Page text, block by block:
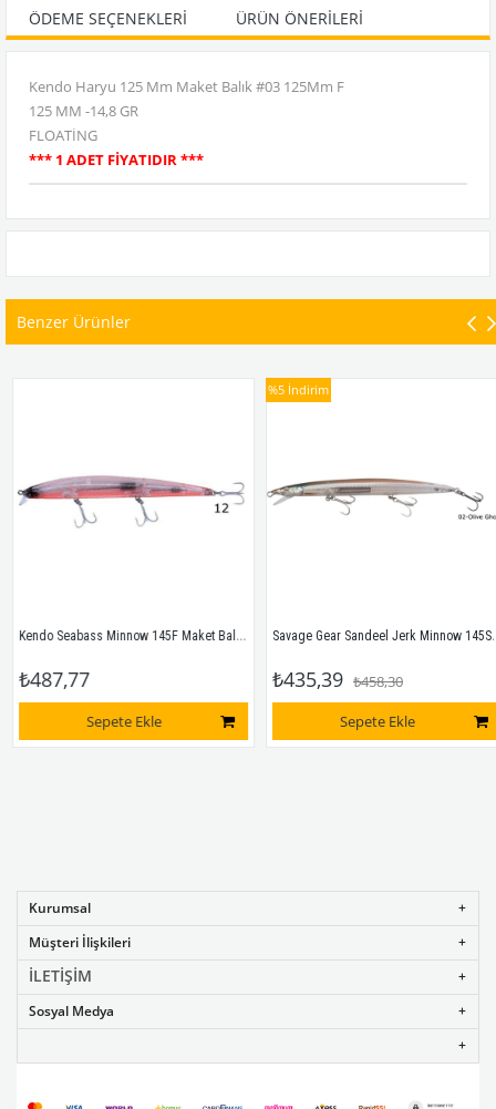
ÖDEME SEÇENEKLERI
ÜRÜN ÖNERILERI
Kendo Haryu 125 Mm Maket Balık #03 125Mm F
125 MM -14,8 GR
FLOATİNG
*** 1 ADET FİYATIDIR ***
Benzer Ürünler
Kendo Seabass Minnow 145F Maket Balık #12 145Mm F
₺487,77
Sepete Ekle
Savage Gear Sandeel Jerk Minnow 145Ss Suni Yem # 02-Olive Ghost
₺435,39
₺458,30
Sepete Ekle
%5 İndirim
Kurumsal
Müşteri İlişkileri
İLETİŞİM
Sosyal Medya